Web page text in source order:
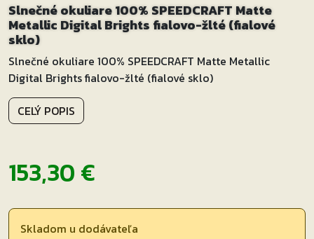
Slnečné okuliare 100% SPEEDCRAFT Matte
Metallic Digital Brights fialovo-žlté (fialové
sklo)
Slnečné okuliare 100% SPEEDCRAFT Matte Metallic
Digital Brights fialovo-žlté (fialové sklo)
CELÝ POPIS
153,30€
Skladom u dodávateľa